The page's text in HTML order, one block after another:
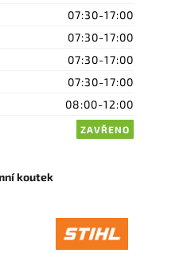
07:30-17:00
07:30-17:00
07:30-17:00
07:30-17:00
08:00-12:00
ZAVŘENO
koutek